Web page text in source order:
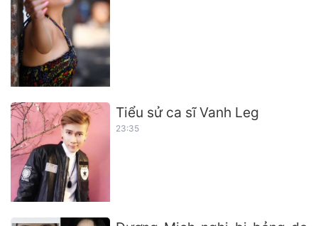
Tiểu sử ca sĩ Vanh Leg
23:35